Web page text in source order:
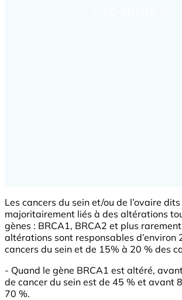
Les cancers du sein et/ou de l’ovaire
majoritairement liés à des altérations
gènes : BRCA1, BRCA2 et plus
altérations sont responsables d’environ
cancers du sein et de 15% à 20 % des
- Quand le gène BRCA1 est altéré,
de cancer du sein est de 45 % et avant
70 %.